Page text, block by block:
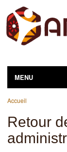
MENU
L'ASSOCIATION
NOS
SUPPORTS EN
Vous êtes ici
Accueil
Retour